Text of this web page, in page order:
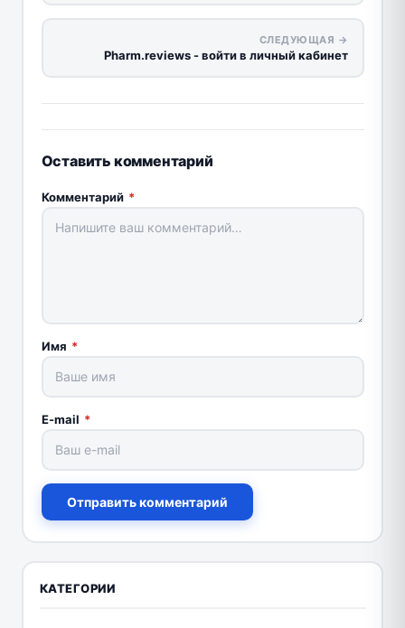
СЛЕДУЮЩАЯ →
Pharm.reviews - войти в личный кабинет
Оставить комментарий
Комментарий *
Имя *
E-mail *
Отправить комментарий
КАТЕГОРИИ